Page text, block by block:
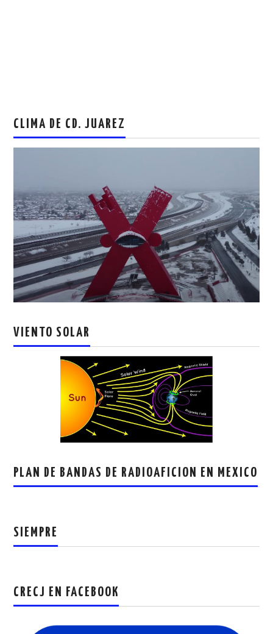
CLIMA DE CD. JUAREZ
VIENTO SOLAR
PLAN DE BANDAS DE RADIOAFICION EN MEXICO
SIEMPRE
CRECJ EN FACEBOOK